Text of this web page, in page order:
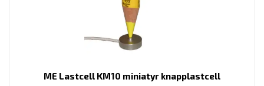
ME Lastcell KM10 miniatyr knapplastcell